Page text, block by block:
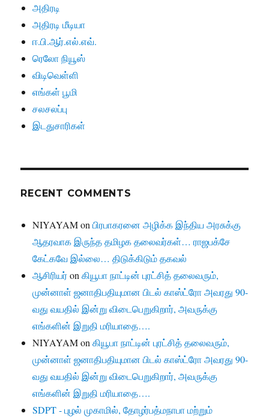
அதிரடி
அதிரடி மீடியா
ஈ.பி.ஆர்.எல்.எவ்.
ரெலோ நியூஸ்
விடிவெள்ளி
எங்கள் பூமி
சலசலப்பு
இடதுசாரிகள்
RECENT COMMENTS
NIYAYAMonபிரபாகரனை அழிக்க இந்திய அரசுக்கு
ஆதரவாக இருந்த தமிழக தலைவர்கள்… ராஜபக்சே
கேட்கவே இல்லை… திடுக்கிடும் தகவல்
ஆசிரியர்onகியூபா நாட்டின் புரட்சித் தலைவரும்,
முன்னாள் ஜனாதிபதியுமான பிடல் காஸ்ட்ரோ அவரது 90-
வது வயதில் இன்று விடைபெறுகிறார், அவருக்கு
எங்களின் இறுதி மரியாதை….
NIYAYAMonகியூபா நாட்டின் புரட்சித் தலைவரும்,
முன்னாள் ஜனாதிபதியுமான பிடல் காஸ்ட்ரோ அவரது 90-
வது வயதில் இன்று விடைபெறுகிறார், அவருக்கு
எங்களின் இறுதி மரியாதை….
SDPT - புழல் முகாமில், தோழர்பத்மநாபா மற்றும்